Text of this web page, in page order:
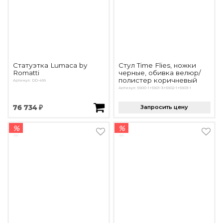
Статуэтка Lumaca by
Romatti
Артикул: DD-499
76 734 ₽
Стул Time Flies, ножки
черные, обивка велюр/
полистер коричневый
Артикул: 5900-1+5901-3+5902-1+5903-1
Запросить цену
% %